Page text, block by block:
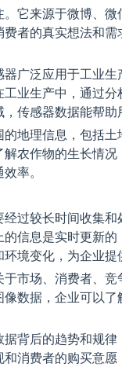
它来源于微博、微
者的真实想法和
广泛应用于工业
业生产中，通过
传感器数据能帮助
地理信息，包括
农作物的生长情
率。
过较长时间收集
信息是实时更新
境变化，为企业提
市场、消费者、
数据，企业可以
背后的趋势和规
消费者的购买意